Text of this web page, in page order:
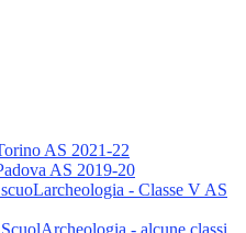
AS 2021-22
AS 2019-20
- Classe V AS